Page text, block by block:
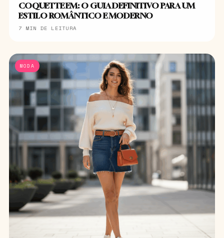
COQUETTE EM: O GUIA DEFINITIVO PARA UM
ESTILO ROMÂNTICO E MODERNO
7 MIN DE LEITURA
MODA